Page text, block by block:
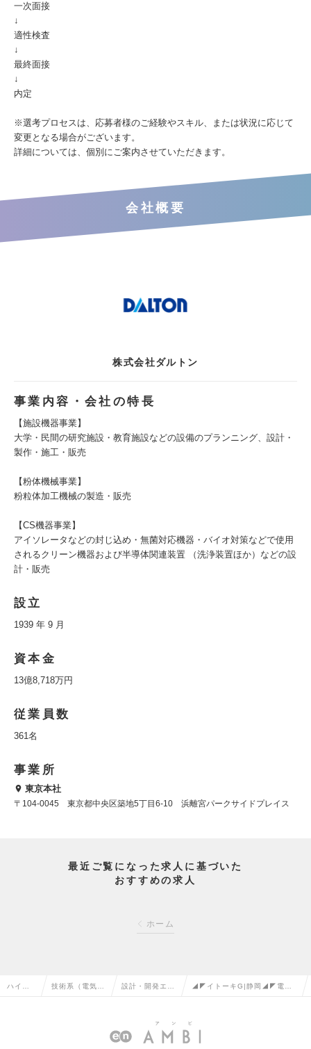
一次面接
↓
適性検査
↓
最終面接
↓
内定
※選考プロセスは、応募者様のご経験やスキル、または状況に応じて
変更となる場合がございます。
詳細については、個別にご案内させていただきます。
会社概要
株式会社ダルトン
事業内容・会社の特長
【施設機器事業】
大学・民間の研究施設・教育施設などの設備のプランニング、設計・
製作・施工・販売
【粉体機械事業】
粉粒体加工機械の製造・販売
【CS機器事業】
アイソレータなどの封じ込め・無菌対応機器・バイオ対策などで使用
されるクリーン機器および半導体関連装置 （洗浄装置ほか）などの設
計・販売
設立
1939 年 9 月
資本金
13億8,718万円
従業員数
361名
事業所
東京本社
〒104-0045 東京都中央区築地5丁目6-10 浜離宮パークサイドプレイス
最近ご覧になった求人に基づいた
おすすめの求人
ホーム
ハイク 技術系（電気・ 設計・開発エン
の転職
◢◤イトーキG|静岡◢◤電気計
器）の求人情報